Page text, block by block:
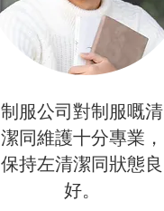
制服公司對制服嘅清
潔同維護十分專業，
保持左清潔同狀態良
好。